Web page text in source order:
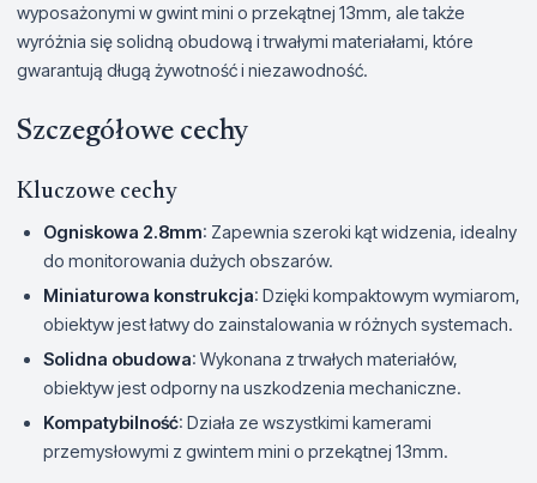
wyposażonymi w gwint mini o przekątnej 13mm, ale także
wyróżnia się solidną obudową i trwałymi materiałami, które
gwarantują długą żywotność i niezawodność.
Szczegółowe cechy
Kluczowe cechy
Ogniskowa 2.8mm: Zapewnia szeroki kąt widzenia, idealny
do monitorowania dużych obszarów.
Miniaturowa konstrukcja: Dzięki kompaktowym wymiarom,
obiektyw jest łatwy do zainstalowania w różnych systemach.
Solidna obudowa: Wykonana z trwałych materiałów,
obiektyw jest odporny na uszkodzenia mechaniczne.
Kompatybilność: Działa ze wszystkimi kamerami
przemysłowymi z gwintem mini o przekątnej 13mm.